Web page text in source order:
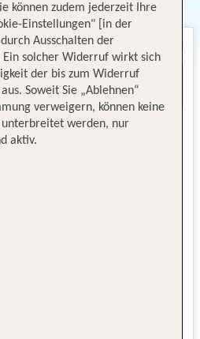
können zudem jederzeit Ihre
Einstellungen" [in der
Ausschalten der
solcher Widerruf wirkt sich
der bis zum Widerruf
Soweit Sie „Ablehnen“
verweigern, können keine
werden, nur
aktiv.